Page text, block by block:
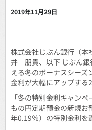
2019年11月29日
株式会社じぶん銀行（本
井 朋貴、以下 じぶん銀
える冬のボーナスシー
金利が大幅にアップする
「冬の特別金利キャン
もの円定期預金の新規
年0.19％）の特別金利を